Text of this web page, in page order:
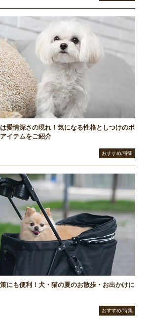
愛情深さの現れ！気になる性格としつけのポ
イテムをご紹介
おすすめ/特集
にも便利！犬・猫の夏のお散歩・お出かけに
おすすめ/特集